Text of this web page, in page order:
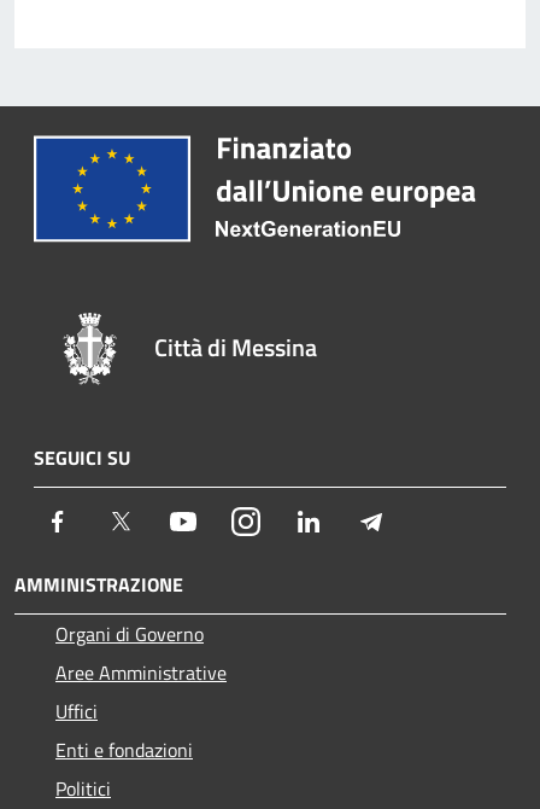
Città di Messina
SEGUICI SU
Facebook Twitter YoutubeInstagram LinkedIn
AMMINISTRAZIONE
Organi di Governo
Aree Amministrative
Uffici
Enti e fondazioni
Politici